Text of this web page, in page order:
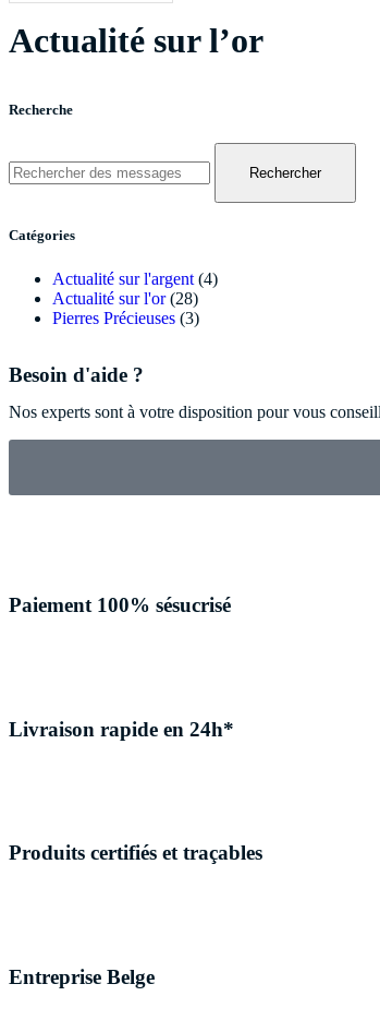
Actualité sur l’or
Recherche
Rechercher
Catégories
Actualité sur l'argent (4)
Actualité sur l'or(28)
Pierres Précieuses (3)
Besoin d'aide ?
Nos experts sont à votre disposition pour vous
Paiement 100% sésucrisé
Livraison rapide en 24h*
Produits certifiés et traçables
Entreprise Belge